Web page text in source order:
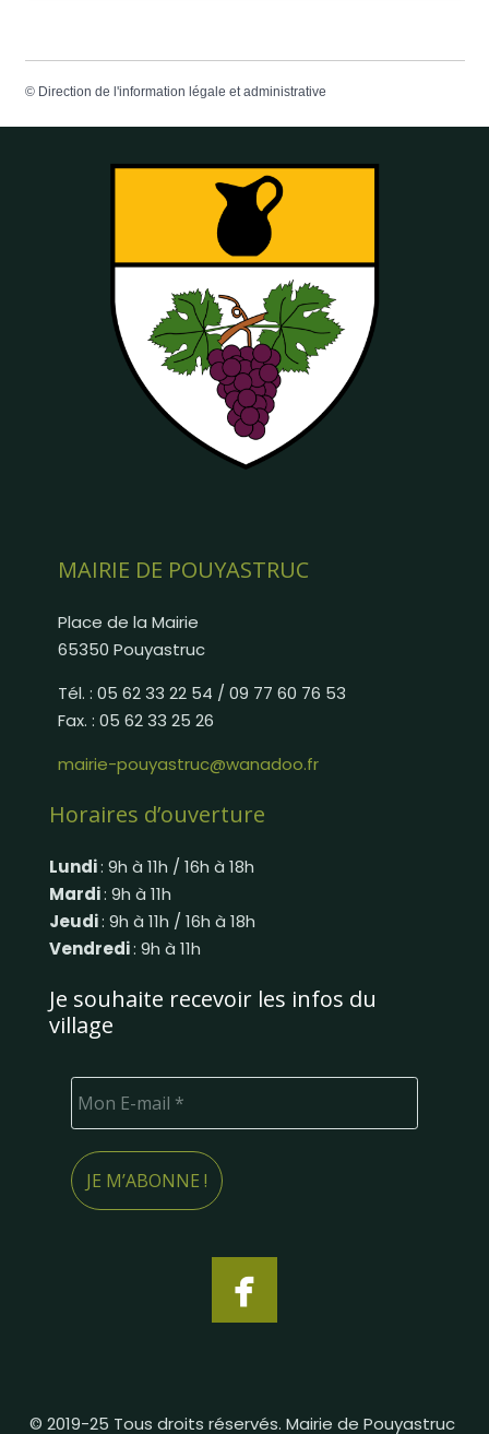
© Direction de l'information légale et administrative
MAIRIE DE POUYASTRUC
Place de la Mairie
65350 Pouyastruc
Tél. : 05 62 33 22 54 / 09 77 60 76 53
Fax. : 05 62 33 25 26
mairie-pouyastruc@wanadoo.fr
Horaires d’ouverture
Lundi: 9h à 11h / 16h à 18h
Mardi: 9h à 11h
Jeudi: 9h à 11h / 16h à 18h
Vendredi: 9h à 11h
Je souhaite recevoir les infos du
village
© 2019-25 Tous droits réservés. Mairie de Pouyastruc